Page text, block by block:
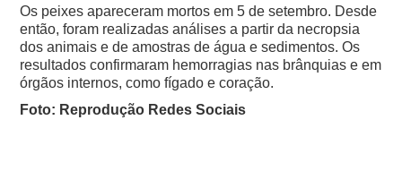
Os peixes apareceram mortos em 5 de setembro. Desde
então, foram realizadas análises a partir da necropsia
dos animais e de amostras de água e sedimentos. Os
resultados confirmaram hemorragias nas brânquias e em
órgãos internos, como fígado e coração.
Foto: Reprodução Redes Sociais